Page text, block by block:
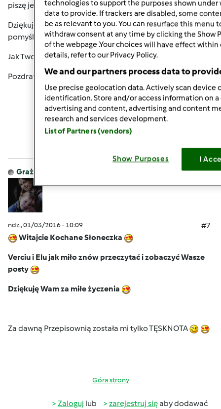
piszę jeszcze rzadziej... Cóż, życie...
Dziękuję za życzenia i Tobie również życzę wszelkiej
pomyślności w 2016 Roku.
Jak Twoja szkoła tańca? Jak córka, mąż? A Twoje zdrowie?
Pozdrawiam, Ela
Góra strony
Zalogujlub zarejestruj się
komentarze
Grażyna Kamińska Dołączył : 07.10.2011
ndz., 01/03/2016 - 10:09
#7
Witajcie Kochane Słoneczka
Verciu i Elu jak miło znów przeczytać i zobaczyć Wasze
posty
Dziękuję Wam za miłe życzenia
Za dawną Przepisownią została mi tylko TĘSKNOTA
Góra strony
Zaloguj lub zarejestruj sięaby dodawać
technologies to support the purposes shown under
data to provide. If trackers are disabled, some
be as relevant to you. You can resurface this menu
withdraw consent at any time by clicking the Show
of the webpage .Your choices will have effect within
details, refer to our Privacy Policy.
We and our partners process data to
Use precise geolocation data. Actively scan device
identification. Store and/or access information on a
advertising and content, advertising and content
research and services development.
List of Partners (vendors)
Show Purposes I